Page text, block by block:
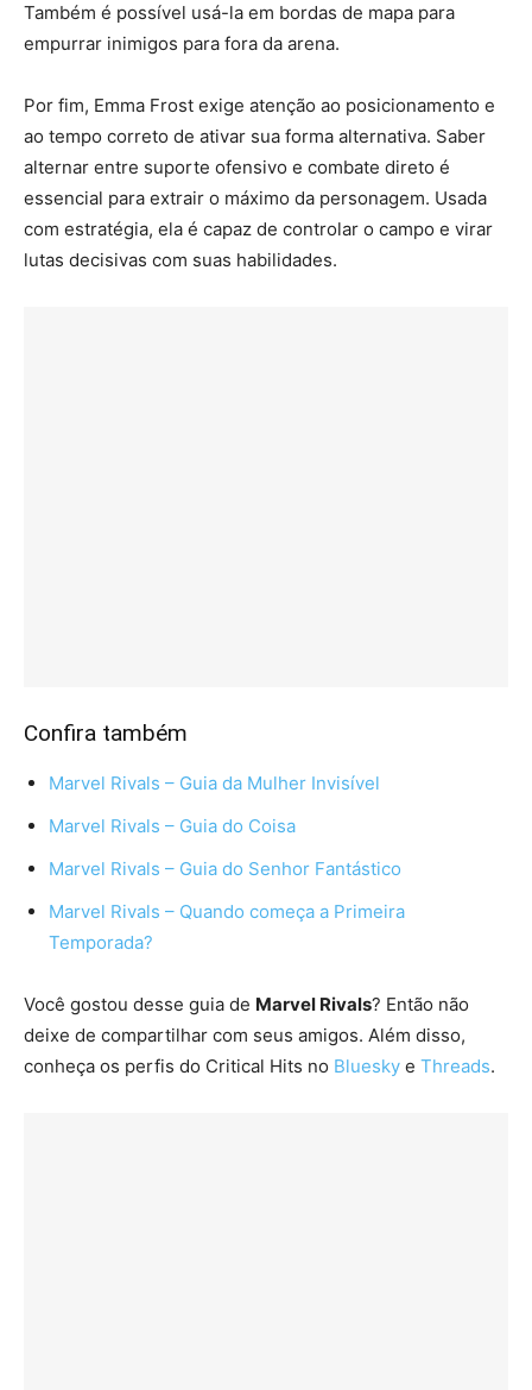
Também é possível usá-la em bordas de mapa para
empurrar inimigos para fora da arena.
Por fim, Emma Frost exige atenção ao posicionamento e
ao tempo correto de ativar sua forma alternativa. Saber
alternar entre suporte ofensivo e combate direto é
essencial para extrair o máximo da personagem. Usada
com estratégia, ela é capaz de controlar o campo e virar
lutas decisivas com suas habilidades.
Confira também
Marvel Rivals – Guia da Mulher Invisível
Marvel Rivals – Guia do Coisa
Marvel Rivals – Guia do Senhor Fantástico
Marvel Rivals – Quando começa a Primeira
Temporada?
Você gostou desse guia de Marvel Rivals? Então não
deixe de compartilhar com seus amigos. Além disso,
conheça os perfis do Critical Hits no Bluesky e Threads.